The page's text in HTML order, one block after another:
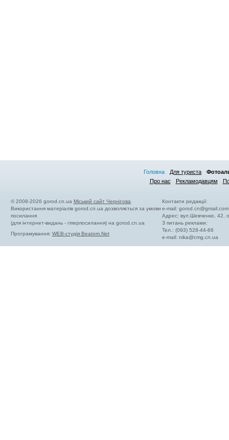
Головна Для туриста
Про нас
Рекламодавцям
© 2008-2026 gorod.cn.ua Міський сайт Чернігова
Використання матеріалів gorod.cn.ua дозволяється за умови
посилання
(для інтернет-видань - гіперпосилання) на gorod.cn.ua
Програмування: WEB-студія Beatom.Net
Контакти редакції:
e-mail:gorod.cn@gmail.com
Адрес: вул.Шевченко, 42,
З питань реклами:
Тел.: (093) 528-44-66
e-mail:nika@cmg.cn.ua